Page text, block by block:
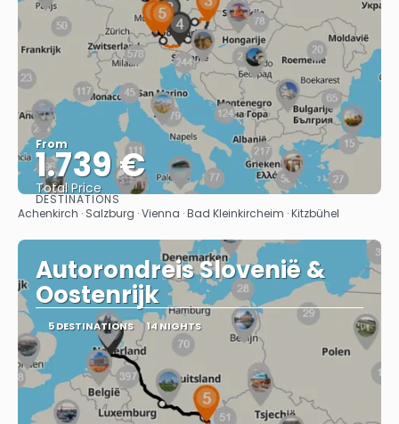
From
1.739 €
Total Price
See
DESTINATIONS
Achenkirch · Salzburg · Vienna · Bad Kleinkircheim · Kitzbühel
Autorondreis Slovenië &
Oostenrijk
5 DESTINATIONS 14 NIGHTS